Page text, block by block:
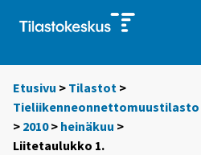
Etusivu > Tilastot >
Tieliikenneonnettomuustilasto
> 2010> heinäkuu >
Liitetaulukko 1.